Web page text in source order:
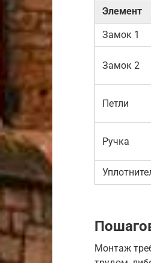
Элемент
Замок 1
Замок 2
Петли
Ручка
Монтаж